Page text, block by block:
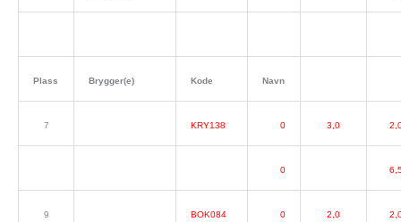
Plass Brygger(e) Kode Navn
7 KRY138 0 3,0
0
9 BOK084 0 2,0